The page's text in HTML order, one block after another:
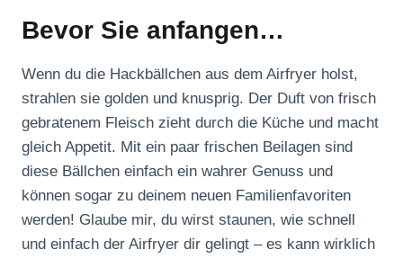
Bevor Sie anfangen…
Wenn du die Hackbällchen aus dem Airfryer holst,
strahlen sie golden und knusprig. Der Duft von frisch
gebratenem Fleisch zieht durch die Küche und macht
gleich Appetit. Mit ein paar frischen Beilagen sind
diese Bällchen einfach ein wahrer Genuss und
können sogar zu deinem neuen Familienfavoriten
werden! Glaube mir, du wirst staunen, wie schnell
und einfach der Airfryer dir gelingt – es kann wirklich